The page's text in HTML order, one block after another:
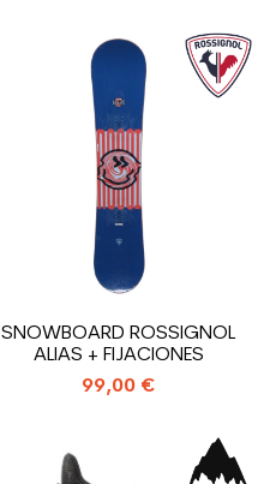
SNOWBOARD ROSSIGNOL
ALIAS + FIJACIONES
99,00 €